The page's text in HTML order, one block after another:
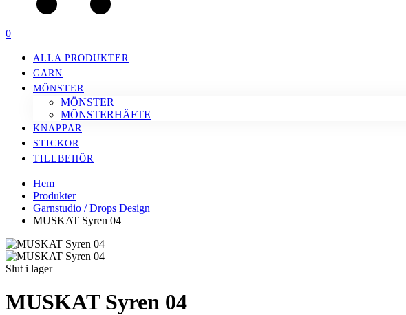
0
ALLA PRODUKTER
GARN
MÖNSTER
MÖNSTER
MÖNSTERHÄFTE
KNAPPAR
STICKOR
TILLBEHÖR
Hem
Produkter
Garnstudio / Drops Design
MUSKAT Syren 04
Slut i lager
MUSKAT Syren 04